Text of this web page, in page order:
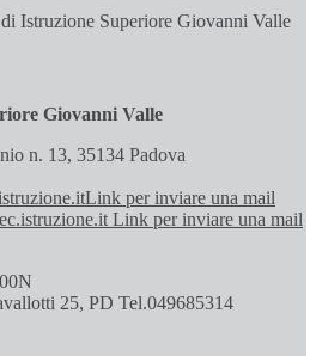
Istruzione Superiore Giovanni Valle
Giovanni Valle
n. 13, 35134 Padova
Link per inviare una mail
Link per inviare una mail
25, PD Tel.049685314